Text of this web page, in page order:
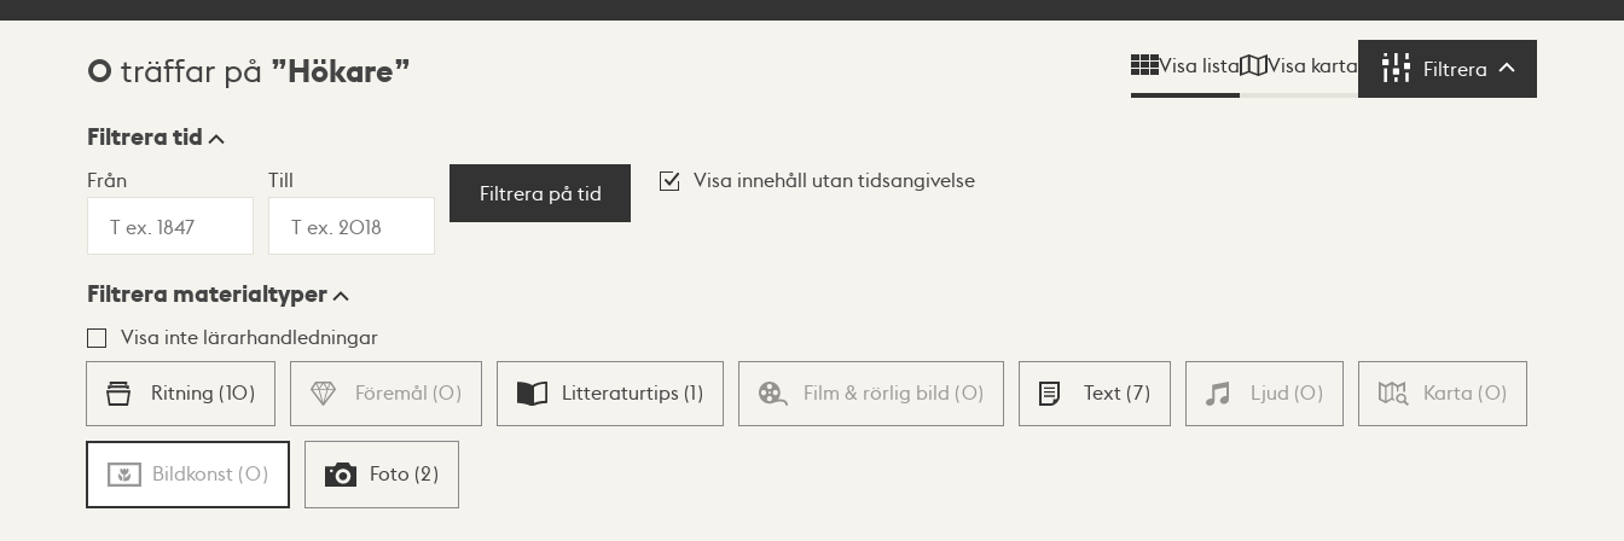
Sökresultat
0 träffar på Hökare Visa lista Visa karta Filtrera Filtrera
Visningsläge
Lista Karta
Filtrera tid
Från Till
Filtrera på tid
Visa innehåll utan tidsangivelse
Filtrera materialtyper
Visa inte lärarhandledningar
Ritning (10) Föremål (0) Litteraturtips (1) Film & rörlig bild (0) Text (7) Ljud (0) Karta (0)
Bildkonst (0) Foto (2)